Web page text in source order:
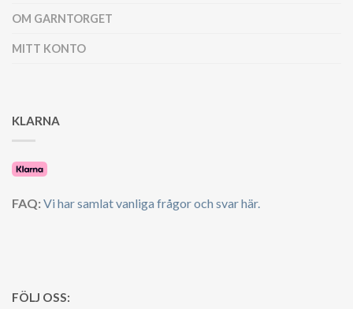
OM GARNTORGET
MITT KONTO
KLARNA
FAQ:Vi har samlat vanliga frågor och svar här.
FÖLJ OSS: